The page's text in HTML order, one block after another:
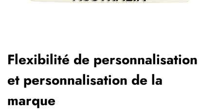
Flexibilité de personnalisation
et personnalisation de la
marque